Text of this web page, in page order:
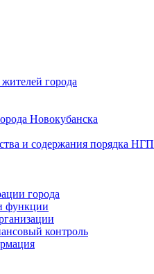
города
Новокубанска
и содержания порядка НГП
города
функции
контроль